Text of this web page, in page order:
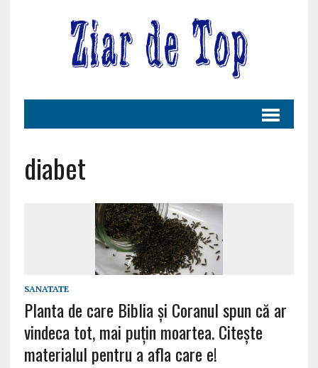
diabet
SANATATE
Planta de care Biblia și Coranul spun că ar
vindeca tot, mai puțin moartea. Citește
materialul pentru a afla care e!